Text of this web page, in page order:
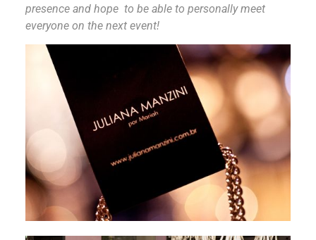
presence and hope to be able to personally meet
everyone on the next event!